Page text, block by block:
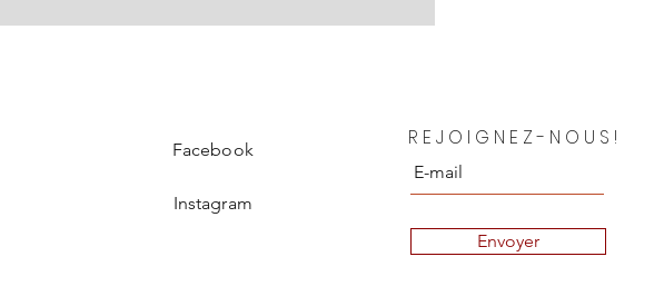
Prix
850,00 €
Facebook
Instagram
REJOIGNEZ-NOUS!
Envoyer